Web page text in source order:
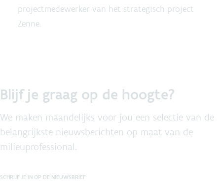
projectmedewerker van het strategisch project
Zenne.
Blijf je graag op de hoogte?
We maken maandelijks voor jou een selectie van de
belangrijkste nieuwsberichten op maat van de
milieuprofessional.
SCHRIJF JE IN OP DE NIEUWSBRIEF